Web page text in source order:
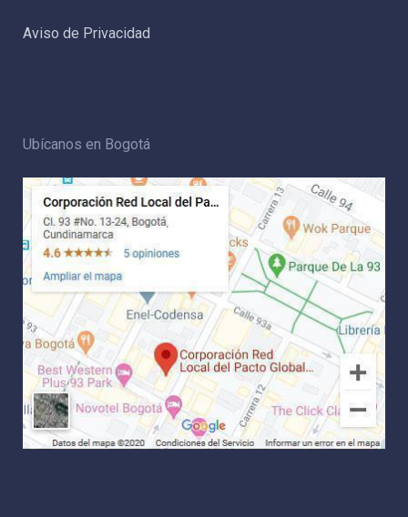
Aviso de Privacidad
Ubícanos en Bogotá